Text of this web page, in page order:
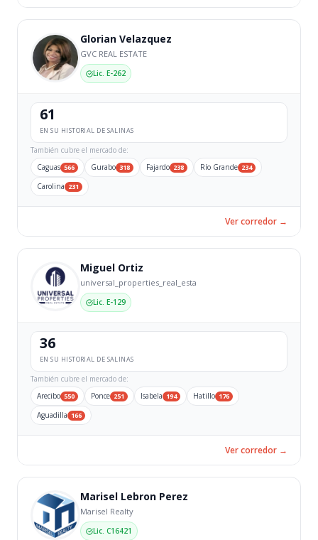
Glorian Velazquez
GVC REAL ESTATE
Lic. E-262
61
EN SU HISTORIAL DE SALINAS
También cubre el mercado de:
Caguas 566 Gurabo 318 Fajardo 238 Río Grande 234
Carolina 231
Ver corredor →
Miguel Ortiz
universal_properties_real_esta
Lic. E-129
36
EN SU HISTORIAL DE SALINAS
También cubre el mercado de:
Arecibo 550 Ponce 251 Isabela 194 Hatillo 176
Aguadilla 166
Ver corredor →
Marisel Lebron Perez
Marisel Realty
Lic. C16421